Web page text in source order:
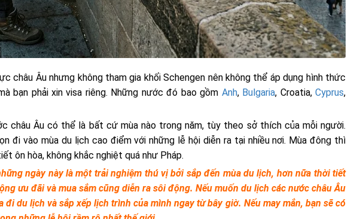
châu Âu nhưng không tham gia khối Schengen nên không thể áp dụng hình thức
bạn phải xin visa riêng. Những nước đó bao gồm Anh, Bulgaria, Croatia,Cyprus,
châu Âu có thể là bất cứ mùa nào trong năm, tùy theo sở thích của mỗi người.
đi vào mùa du lịch cao điểm với những lễ hội diễn ra tại nhiều nơi. Mùa đông thì
ôn hòa, không khắc nghiệt quá như Pháp.
ngày này là một trải nghiệm thú vị bởi sắp đến mùa du lịch, hơn nữa thời tiết
ưu đãi và mua sắm cũng diễn ra sôi động. Nếu muốn du lịch các nước châu Âu
đi du lịch và sắp xếp lịch trình của mình ngay từ bây giờ. Nếu may mắn, bạn sẽ có